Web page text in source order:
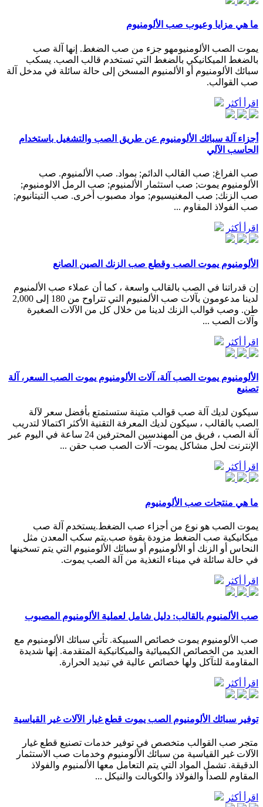
ما هي مزايا وعيوب صب الألومنيوم
يموت الصب الألومنيومهو جزء من صب الضغط. إنها آلة صب
بالضغط الميكانيكي بالضغط التي تستخدم قالب الصب. يسكب
سبائك الألومنيوم أو الألمنيوم المسخن إلى حالة سائلة في مدخل آلة
صب القوالب.
اقرأ أكثر
أجزاء آلة سبائك الألومنيوم عن طريق الصب والتشغيل باستخدام
الحاسب الآلي
صب الفراغ; صب القالب الدائم; بمواد. صب الألمنيوم. صب
الألومنيوم يموت; صب استثمار الألمنيوم; صب الرمل الالومنيوم;
صب الزنك; صب المغنيسيوم; مواد مصبوب أخرى. صب التيتانيوم;
صب الفولاذ المقاوم ...
اقرأ أكثر
الألومنيوم يموت الصب وقطع صب الزنك الصين الصانع
إن قدراتنا في الصب بالقالب واسعة ، كما أن عملاء صب الألمنيوم
لدينا مدعومون بآلات صب الألمنيوم التي تتراوح من 180 إلى 2,000
طن. وصب قوالب الزنك لدينا من خلال كل من الآلات الصغيرة
وآلات الصب ...
اقرأ أكثر
الألومنيوم يموت الصب آلة، آلات الألومنيوم يموت الصب السعر، آلة
تصنيع
سيكون لديك آلة صب قوالب متينة ستستمتع بأفضل سعر لآلة
الصب بالقالب ، سيكون لديك المعرفة التقنية الأكثر اكتمالا لتدريب
آلة الصب ، فريق من المهندسين المحترفين 24 ساعة في اليوم عبر
الإنترنت لحل مشاكل يموت- آلات الصب صب حقن ...
اقرأ أكثر
ما هي منتجات صب الألومنيوم
يموت الصب هو نوع من أجزاء صب الضغط.يستخدم آلة صب
ميكانيكية صب الضغط مزودة بقوة صب.يتم سكب المعدن مثل
النحاس أو الزنك أو الألومنيوم أو سبائك الألومنيوم التي يتم تسخينها
في حالة سائلة في ميناء التغذية من آلة الصب يموت.
اقرأ أكثر
صب الألمنيوم بالقالب: دليل شامل لعملية الألومنيوم المصبوب
صب الألومنيوم يموت خصائص السبيكة. تأتي سبائك الألومنيوم مع
العديد من الخصائص الكيميائية والميكانيكية المتقدمة. إنها شديدة
المقاومة للتآكل ولها خصائص عالية في تبديد الحرارة.
اقرأ أكثر
توفير سبائك الألومنيوم الصب يموت قطع غيار الآلات غير القياسية
متجر صب القوالب متخصص في توفير خدمات تصنيع قطع غيار
الآلات غير القياسية من سبائك الألومنيوم وخدمات صب الاستثمار
الدقيقة. تشمل المواد التي يتم التعامل معها الألمنيوم والفولاذ
المقاوم للصدأ والفولاذ والكوبالت والنيكل ...
اقرأ أكثر